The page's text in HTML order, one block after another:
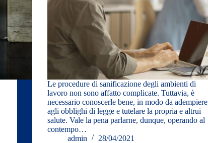
Le procedure di sanificazione degli ambienti di
lavoro non sono affatto complicate. Tuttavia, è
necessario conoscerle bene, in modo da adempiere
agli obblighi di legge e tutelare la propria e altrui
salute. Vale la pena parlarne, dunque, operando al
contempo…
admin
28/04/2021